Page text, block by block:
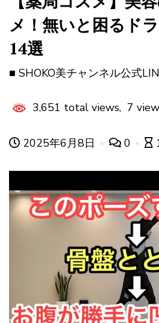
メ！無いと困るド
14選
■ SHOKO美チャンネル公式
3,651 total views, 7
2025年6月8日 0